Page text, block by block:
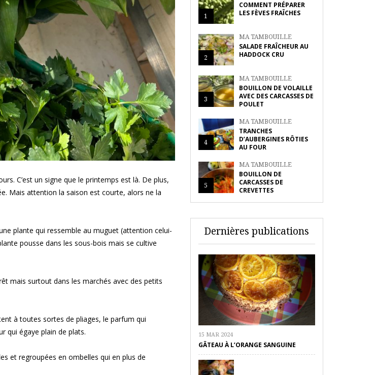
C’est un signe que le printemps est là. De plus,
Mais attention la saison est courte, alors ne la
plante qui ressemble au muguet (attention celui-
pousse dans les sous-bois mais se cultive
mais surtout dans les marchés avec des petits
à toutes sortes de pliages, le parfum qui
qui égaye plain de plats.
et regroupées en ombelles qui en plus de
1
COMMENT PRÉPARER
LES FÈVES FRAÎCHES
2
MA TAMBOUILLE
SALADE FRAÎCHEUR AU
HADDOCK CRU
3
MA TAMBOUILLE
BOUILLON DE VOLAILLE
AVEC DES CARCASSES DE
POULET
4
MA TAMBOUILLE
TRANCHES
D’AUBERGINES RÔTIES
AU FOUR
5
MA TAMBOUILLE
BOUILLON DE
CARCASSES DE
CREVETTES
Dernières publications
15 MAR 2024
GÂTEAU À L’ORANGE SANGUINE